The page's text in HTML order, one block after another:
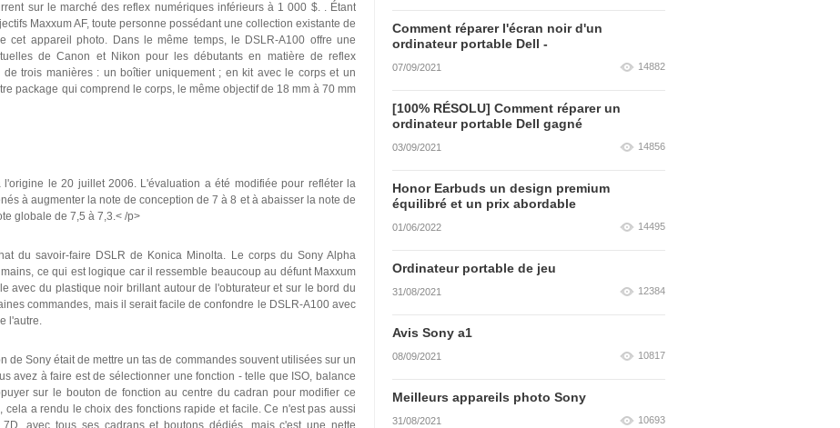
sur le marché des reflex numériques inférieurs à 1 000 $. . Étant
Maxxum AF, toute personne possédant une collection existante de
cet appareil photo. Dans le même temps, le DSLR-A100 offre une
de Canon et Nikon pour les débutants en matière de reflex
trois manières : un boîtier uniquement ; en kit avec le corps et un
package qui comprend le corps, le même objectif de 18 mm à 70 mm
le 20 juillet 2006. L'évaluation a été modifiée pour refléter la
à augmenter la note de conception de 7 à 8 et à abaisser la note de
globale de 7,5 à 7,3.< /p>
du savoir-faire DSLR de Konica Minolta. Le corps du Sony Alpha
ce qui est logique car il ressemble beaucoup au défunt Maxxum
avec du plastique noir brillant autour de l'obturateur et sur le bord du
commandes, mais il serait facile de confondre le DSLR-A100 avec
l'autre.
de Sony était de mettre un tas de commandes souvent utilisées sur un
avez à faire est de sélectionner une fonction - telle que ISO, balance
sur le bouton de fonction au centre du cadran pour modifier ce
cela a rendu le choix des fonctions rapide et facile. Ce n'est pas aussi
avec tous ses cadrans et boutons dédiés, mais c'est une nette
Comment réparer l'écran noir d'un
ordinateur portable Dell -
07/09/2021 14882
[100% RÉSOLU] Comment réparer un
ordinateur portable Dell gagné
03/09/2021 14856
Honor Earbuds un design premium
équilibré et un prix abordable
01/06/2022 14495
Ordinateur portable de jeu
31/08/2021 12384
Avis Sony a1
08/09/2021 10817
Meilleurs appareils photo Sony
31/08/2021 10693